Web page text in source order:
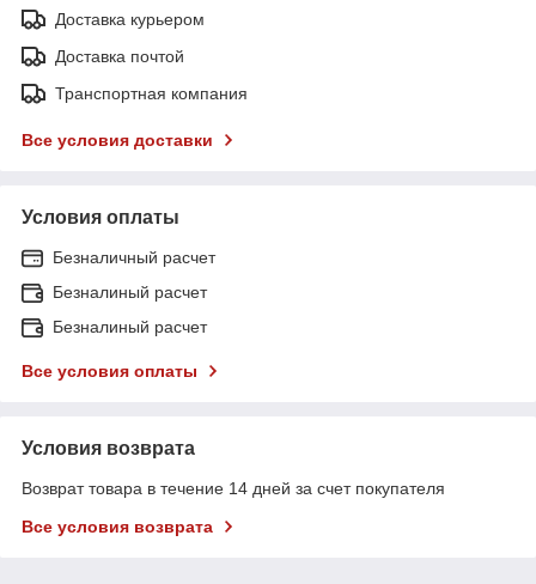
Доставка курьером
Доставка почтой
Транспортная компания
Все условия доставки
Условия оплаты
Безналичный расчет
Безналиный расчет
Безналиный расчет
Все условия оплаты
Условия возврата
Возврат товара в течение 14 дней за счет покупателя
Все условия возврата